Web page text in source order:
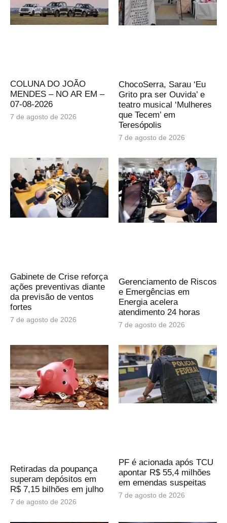
COLUNA DO JOÃO
MENDES – NO AR EM –
07-08-2026
7 de agosto de 2026
ChocoSerra, Sarau ‘Eu
Grito pra ser Ouvida’ e
teatro musical ‘Mulheres
que Tecem’ em
Teresópolis
7 de agosto de 2026
Gabinete de Crise reforça
ações preventivas diante
da previsão de ventos
fortes
7 de agosto de 2026
Gerenciamento de Riscos
e Emergências em
Energia acelera
atendimento 24 horas
7 de agosto de 2026
Retiradas da poupança
superam depósitos em
R$ 7,15 bilhões em julho
7 de agosto de 2026
PF é acionada após TCU
apontar R$ 55,4 milhões
em emendas suspeitas
7 de agosto de 2026